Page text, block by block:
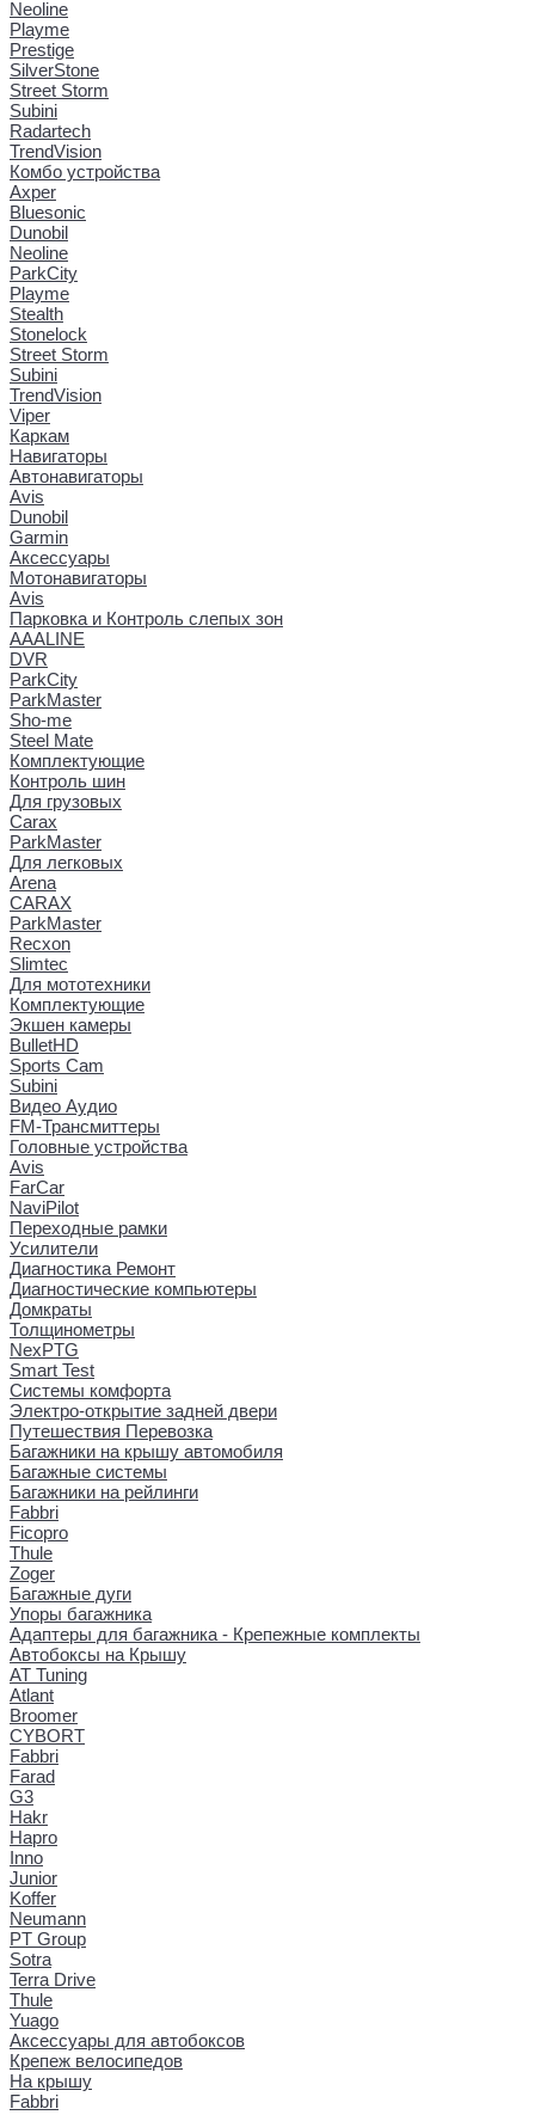
Neoline
Playme
Prestige
SilverStone
Street Storm
Subini
Radartech
TrendVision
Комбо устройства
Axper
Bluesonic
Dunobil
Neoline
ParkCity
Playme
Stealth
Stonelock
Street Storm
Subini
TrendVision
Viper
Каркам
Навигаторы
Автонавигаторы
Avis
Dunobil
Garmin
Аксессуары
Мотонавигаторы
Avis
Парковка и Контроль слепых зон
AAALINE
DVR
ParkCity
ParkMaster
Sho-me
Steel Mate
Комплектующие
Контроль шин
Для грузовых
Carax
ParkMaster
Для легковых
Arena
CARAX
ParkMaster
Recxon
Slimtec
Для мототехники
Комплектующие
Экшен камеры
BulletHD
Sports Cam
Subini
Видео Аудио
FM-Трансмиттеры
Головные устройства
Avis
FarCar
NaviPilot
Переходные рамки
Усилители
Диагностика Ремонт
Диагностические компьютеры
Домкраты
Толщинометры
NexPTG
Smart Test
Системы комфорта
Электро-открытие задней двери
Путешествия Перевозка
Багажники на крышу автомобиля
Багажные системы
Багажники на рейлинги
Fabbri
Ficopro
Thule
Zoger
Багажные дуги
Упоры багажника
Адаптеры для багажника - Крепежные комплекты
Автобоксы на Крышу
AT Tuning
Atlant
Broomer
CYBORT
Fabbri
Farad
G3
Hakr
Hapro
Inno
Junior
Koffer
Neumann
PT Group
Sotra
Terra Drive
Thule
Yuago
Аксессуары для автобоксов
Крепеж велосипедов
На крышу
Fabbri